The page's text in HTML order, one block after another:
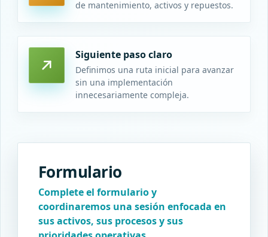
de mantenimiento, activos y repuestos.
Siguiente paso claro
Definimos una ruta inicial para avanzar
sin una implementación
innecesariamente compleja.
Formulario
Complete el formulario y
coordinaremos una sesión enfocada en
sus activos, sus procesos y sus